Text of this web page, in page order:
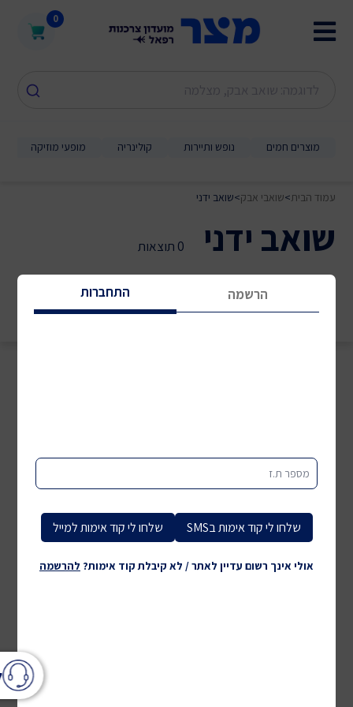
0
נופש ותיירות קולינריה מופעי מוזיקה מוצרים חמים
התחברות הרשמה
מספר ת.ז
שלחו לי קוד אימות למייל שלחו לי קוד אימות בSMS
אולי אינך רשום עדיין לאתר / לא קיבלת קוד אימות? להרשמה
עמוד הבית>שואבי אבק>שואב ידני
שואב ידני 0 תוצאות
סינון מיון לפי: